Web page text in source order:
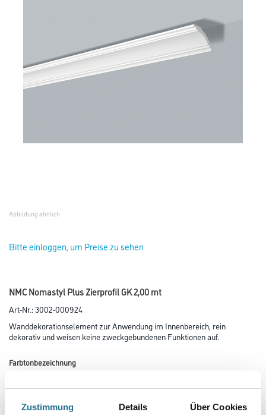
Zustimmung Details Über Cookies
Abbildung ähnlich
Bitte einloggen, um Preise zu sehen
NMC Nomastyl Plus Zierprofil GK 2,00 mt
Art-Nr.:3002-000924
Wanddekorationselement zur Anwendung im Innenbereich, rein
dekorativ und weisen keine zweckgebundenen Funktionen auf.
Farbtonbezeichnung
Länge in centimeter